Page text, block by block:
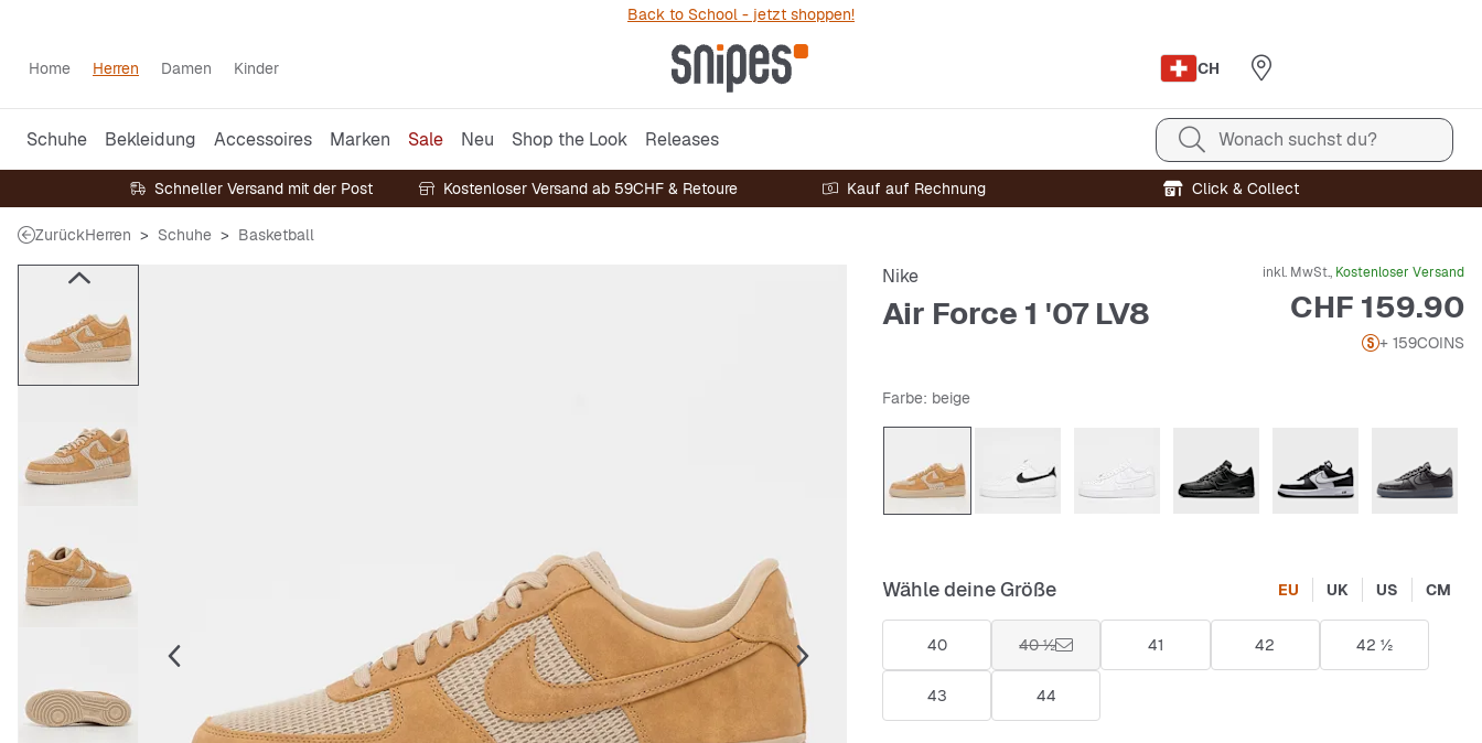
Back to School - jetzt shoppen!
Home Herren Damen Kinder CH
Schuhe Bekleidung Accessoires Marken Sale Neu Shop the Look Releases Wonach suchst du?
Schneller Versand mit der Post Kostenloser Versand ab 59CHF & Retoure Kauf auf Rechnung Click & Collect
ZurückHerren Schuhe Basketball
Nike
Air Force 1 '07 LV8
inkl. MwSt., Kostenloser Versand
Preis
CHF 159.90
+ 159COINS
Farbe: beige
Wähle deine Größe EU UK US CM
40 40 ½ 41 42 42 ½
43 44